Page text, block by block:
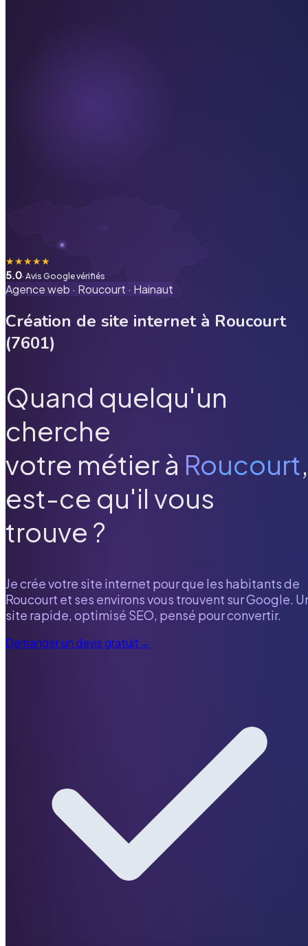
★★★★★
5.0· Avis Google vérifiés
Agence web · Roucourt · Hainaut
Création de site internet à Roucourt
(7601)
Quand quelqu'un
cherche
votre métier à Roucourt,
est-ce qu'il vous
trouve ?
Je crée votre site internet pour que les habitants de
Roucourt et ses environs vous trouvent sur Google.
site rapide, optimisé SEO, pensé pour convertir.
Demander un devis gratuit→